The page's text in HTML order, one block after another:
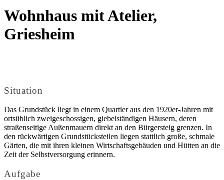
Wohnhaus mit Atelier,
Griesheim
Situation
Das Grundstück liegt in einem Quartier aus den 1920er-Jahren mit
ortsüblich zweigeschossigen, giebelständigen Häusern, deren
straßenseitige Außenmauern direkt an den Bürgersteig grenzen. In
den rückwärtigen Grundstücksteilen liegen stattlich große, schmale
Gärten, die mit ihren kleinen Wirtschaftsgebäuden und Hütten an die
Zeit der Selbstversorgung erinnern.
Aufgabe